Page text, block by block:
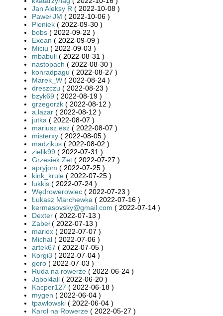
Jan Aleksy R ( 2022-10-08 )
Paweł JM ( 2022-10-06 )
Pieniek ( 2022-09-30 )
bobs ( 2022-09-22 )
Exean ( 2022-09-09 )
Miciu ( 2022-09-03 )
mbabull ( 2022-08-31 )
nastopach ( 2022-08-30 )
konradpagu ( 2022-08-27 )
Marek_W ( 2022-08-24 )
dreszczu ( 2022-08-23 )
bzyk69 ( 2022-08-19 )
grzegorzk ( 2022-08-12 )
a.lazar ( 2022-08-12 )
jutka ( 2022-08-07 )
mariusz.esz ( 2022-08-07 )
misterxy ( 2022-08-05 )
madzikus ( 2022-08-02 )
zielik99 ( 2022-07-31 )
Grzesiek Zet ( 2022-07-27 )
apryjom ( 2022-07-25 )
kink_krule ( 2022-07-25 )
lukkis ( 2022-07-24 )
Wędrowerowiec ( 2022-07-23 )
Łukasz Marchewka ( 2022-07-16 )
kermasovsky@gmail.com ( 2022-07-14 )
Dexter ( 2022-07-13 )
Zabeł ( 2022-07-13 )
mariox ( 2022-07-07 )
Michal ( 2022-07-06 )
artek67 ( 2022-07-05 )
Korgi3 ( 2022-07-04 )
goro ( 2022-07-03 )
Ruda na rowerze ( 2022-06-24 )
Jabol4all ( 2022-06-20 )
Kacper127 ( 2022-06-18 )
mygen ( 2022-06-04 )
tpawlowski ( 2022-06-04 )
Karol na Rowerze ( 2022-05-27 )